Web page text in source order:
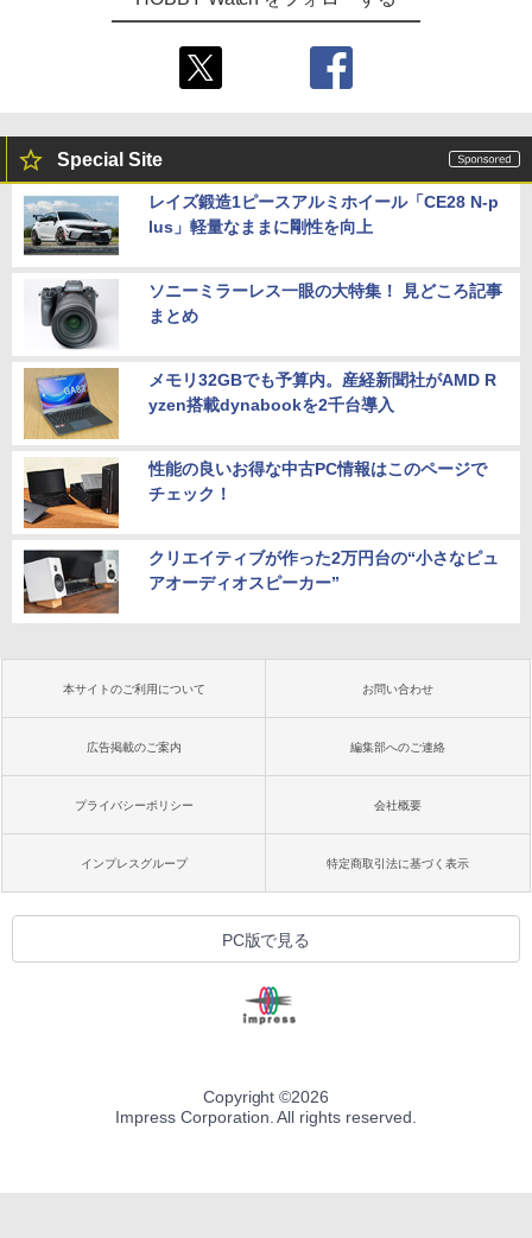
Special Site
レイズ鍛造1ピースアルミホイール「CE28 N-p
lus」軽量なままに剛性を向上
ソニーミラーレス一眼の大特集！ 見どころ記事
まとめ
メモリ32GBでも予算内。産経新聞社がAMD R
yzen搭載dynabookを2千台導入
性能の良いお得な中古PC情報はこのページで
チェック！
クリエイティブが作った2万円台の“小さなピュ
アオーディオスピーカー”
本サイトのご利用について お問い合わせ
広告掲載のご案内 編集部へのご連絡
プライバシーポリシー 会社概要
インプレスグループ 特定商取引法に基づく表示
PC版で見る
Copyright ©2026
Impress Corporation. All rights reserved.